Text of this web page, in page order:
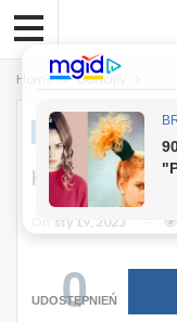
Home Dowcipy
DOWCIPY
Kawał Dnia:
sty 19, 2023
0
UDOSTĘPNIEŃ